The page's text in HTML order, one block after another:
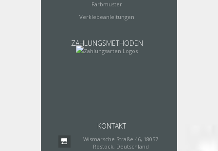
Farbmuster
Verklebeanleitungen
ZAHLUNGSMETHODEN
KONTAKT
Wismarsche Straße 46, 18057
Rostock, Deutschland